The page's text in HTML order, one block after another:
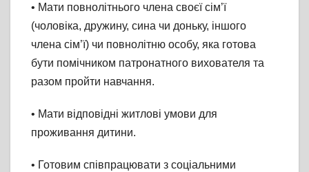
• Мати повнолітнього члена своєї сім’ї
(чоловіка, дружину, сина чи доньку, іншого
члена сім’ї) чи повнолітню особу, яка готова
бути помічником патронатного вихователя та
разом пройти навчання.
• Мати відповідні житлові умови для
проживання дитини.
• Готовим співпрацювати з соціальними